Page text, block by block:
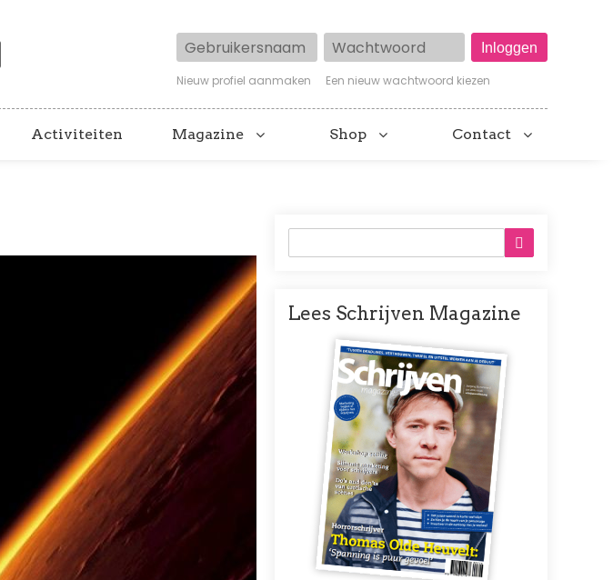
Gebruikersnaam Wachtwoord
Nieuw profiel aanmaken Een nieuw wachtwoord kiezen
Activiteiten Magazine Shop Contact
Lees Schrijven Magazine
Afbeelding